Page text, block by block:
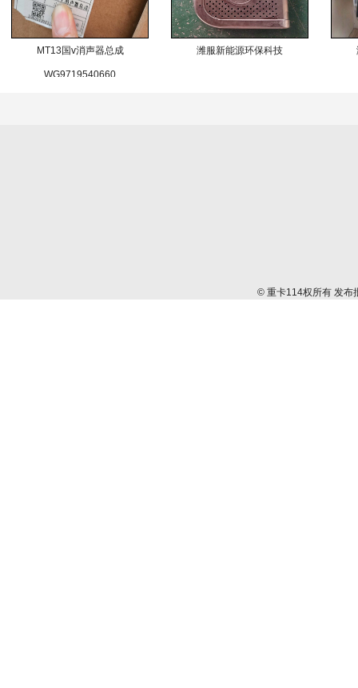
MT13国v消声器总成
WG9719540660
潍服新能源环保科技
© 重卡114权所有 发布